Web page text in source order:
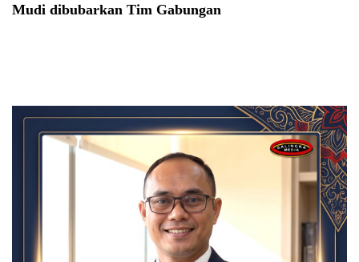
Mudi dibubarkan Tim Gabungan